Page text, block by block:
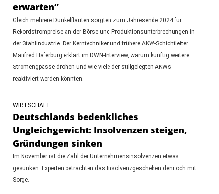
erwarten”
Gleich mehrere Dunkelflauten sorgten zum Jahresende 2024 für
Rekordstrompreise an der Börse und Produktionsunterbrechungen in
der Stahlindustrie. Der Kerntechniker und frühere AKW-Schichtleiter
Manfred Haferburg erklärt im DWN-Interview, warum künftig weitere
Stromengpässe drohen und wie viele der stillgelegten AKWs
reaktiviert werden könnten.
WIRTSCHAFT
Deutschlands bedenkliches
Ungleichgewicht: Insolvenzen steigen,
Gründungen sinken
Im November ist die Zahl der Unternehmensinsolvenzen etwas
gesunken. Experten betrachten das Insolvenzgeschehen dennoch mit
Sorge.